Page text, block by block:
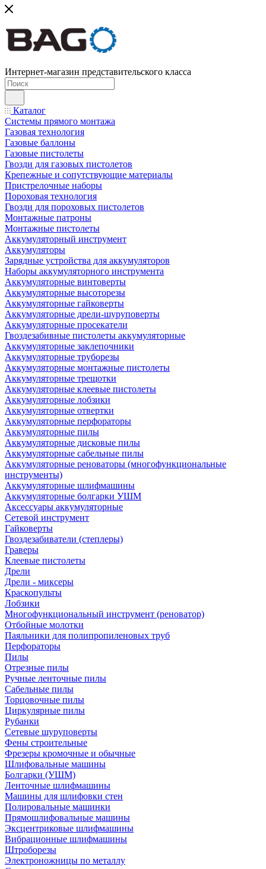
Интернет-магазин представительского класса
Каталог
Системы прямого монтажа
Газовая технология
Газовые баллоны
Газовые пистолеты
Гвозди для газовых пистолетов
Крепежные и сопутствующие материалы
Пристрелочные наборы
Пороховая технология
Гвозди для пороховых пистолетов
Монтажные патроны
Монтажные пистолеты
Аккумуляторный инструмент
Аккумуляторы
Зарядные устройства для аккумуляторов
Наборы аккумуляторного инструмента
Аккумуляторные винтоверты
Аккумуляторные высоторезы
Аккумуляторные гайковерты
Аккумуляторные дрели-шуруповерты
Аккумуляторные просекатели
Гвоздезабивные пистолеты аккумуляторные
Аккумуляторные заклепочники
Аккумуляторные труборезы
Аккумуляторные монтажные пистолеты
Аккумуляторные трещотки
Аккумуляторные клеевые пистолеты
Аккумуляторные лобзики
Аккумуляторные отвертки
Аккумуляторные перфораторы
Аккумуляторные пилы
Аккумуляторные дисковые пилы
Аккумуляторные сабельные пилы
Аккумуляторные реноваторы (многофункциональные
инструменты)
Аккумуляторные шлифмашины
Аккумуляторные болгарки УШМ
Аксессуары аккумуляторные
Сетевой инструмент
Гайковерты
Гвоздезабиватели (степлеры)
Граверы
Клеевые пистолеты
Дрели
Дрели - миксеры
Краскопульты
Лобзики
Многофункциональный инструмент (реноватор)
Отбойные молотки
Паяльники для полипропиленовых труб
Перфораторы
Пилы
Отрезные пилы
Ручные ленточные пилы
Сабельные пилы
Торцовочные пилы
Циркулярные пилы
Рубанки
Сетевые шуруповерты
Фены строительные
Фрезеры кромочные и обычные
Шлифовальные машины
Болгарки (УШМ)
Ленточные шлифмашины
Машины для шлифовки стен
Полировальные машинки
Прямошлифовальные машины
Эксцентриковые шлифмашины
Вибрационные шлифмашины
Штроборезы
Электроножницы по металлу